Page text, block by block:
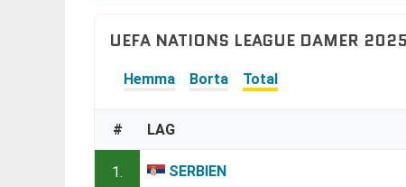
UEFA NATIONS LEAGUE DAMER
Hemma Borta Total
# LAG
1. SERBIEN